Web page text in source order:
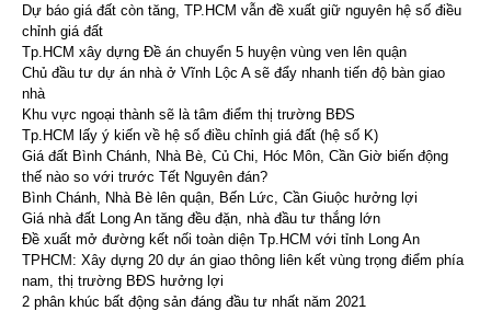
Dự báo giá đất còn tăng, TP.HCM vẫn đề xuất giữ nguyên hệ số điều
chỉnh giá đất
Tp.HCM xây dựng Đề án chuyển 5 huyện vùng ven lên quận
Chủ đầu tư dự án nhà ở Vĩnh Lộc A sẽ đẩy nhanh tiến độ bàn giao
nhà
Khu vực ngoại thành sẽ là tâm điểm thị trường BĐS
Tp.HCM lấy ý kiến về hệ số điều chỉnh giá đất (hệ số K)
Giá đất Bình Chánh, Nhà Bè, Củ Chi, Hóc Môn, Cần Giờ biến động
thế nào so với trước Tết Nguyên đán?
Bình Chánh, Nhà Bè lên quận, Bến Lức, Cần Giuộc hưởng lợi
Giá nhà đất Long An tăng đều đặn, nhà đầu tư thắng lớn
Đề xuất mở đường kết nối toàn diện Tp.HCM với tỉnh Long An
TPHCM: Xây dựng 20 dự án giao thông liên kết vùng trọng điểm phía
nam, thị trường BĐS hưởng lợi
2 phân khúc bất động sản đáng đầu tư nhất năm 2021